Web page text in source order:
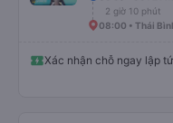
2 giờ 10 phút
08:00 • Thái
Xác nhận chỗ ngay lập